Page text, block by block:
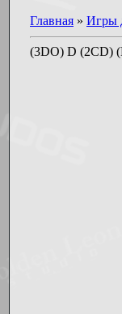
Главная » Игры
(3DO) D (2CD)